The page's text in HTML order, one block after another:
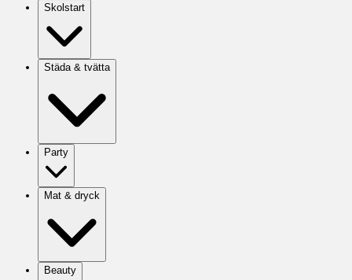
Skolstart
Städa & tvätta
Party
Mat & dryck
Beauty